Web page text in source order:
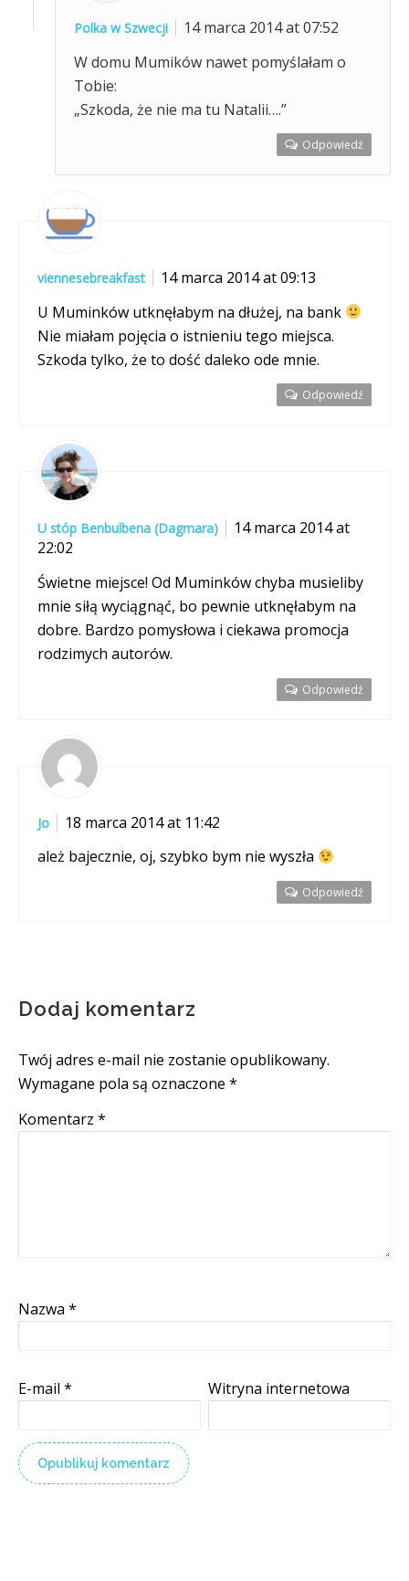
Polka w Szwecji
14 marca 2014 at 07:52
W domu Mumików nawet pomyślałam o
Tobie:
„Szkoda, że nie ma tu Natalii….”
Odpowiedź
viennesebreakfast
14 marca 2014 at 09:13
U Muminków utknęłabym na dłużej, na bank
Nie miałam pojęcia o istnieniu tego miejsca.
Szkoda tylko, że to dość daleko ode mnie.
Odpowiedź
U stóp Benbulbena (Dagmara)
14 marca 2014 at
22:02
Świetne miejsce! Od Muminków chyba musieliby
mnie siłą wyciągnąć, bo pewnie utknęłabym na
dobre. Bardzo pomysłowa i ciekawa promocja
rodzimych autorów.
Odpowiedź
Jo
18 marca 2014 at 11:42
ależ bajecznie, oj, szybko bym nie wyszła
Odpowiedź
Dodaj komentarz
Twój adres e-mail nie zostanie opublikowany.
Wymagane pola są oznaczone *
Komentarz *
Nazwa *
E-mail * Witryna internetowa